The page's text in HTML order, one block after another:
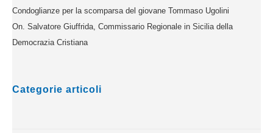
Condoglianze per la scomparsa del giovane Tommaso Ugolini
On. Salvatore Giuffrida, Commissario Regionale in Sicilia della
Democrazia Cristiana
Categorie articoli